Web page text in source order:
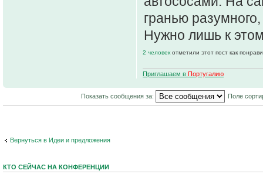
гранью
Нужно лишь к
2 человекотметили этот пост как
Приглашаем в Португалию
Показать сообщения за: Поле
Вернуться в Идеи и предложения
КТО СЕЙЧАС НА КОНФЕРЕНЦИИ